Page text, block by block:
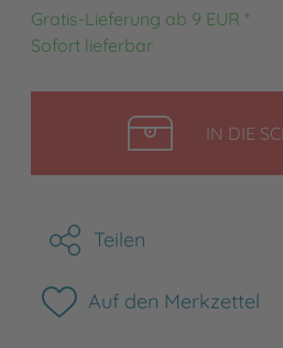
Gratis-Lieferung ab 9 EUR *
Sofort lieferbar
IN DIE
Teilen
Auf den Merkzettel